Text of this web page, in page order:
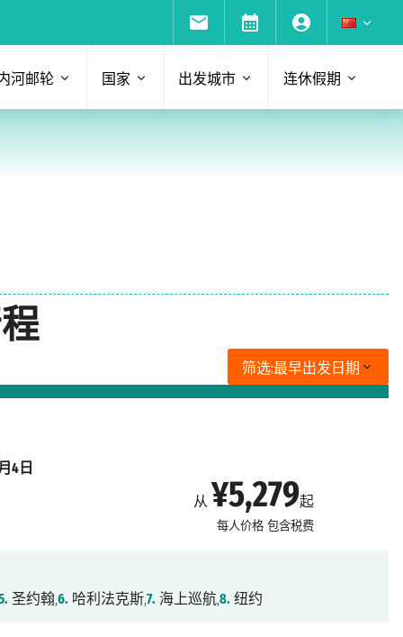
河邮轮 国家 出发城市 连休假期
筛选:最早出发日期
从 ¥5,279起
每人价格 包含税费
4日
圣约翰,6. 哈利法克斯,7. 海上巡航,8. 纽约